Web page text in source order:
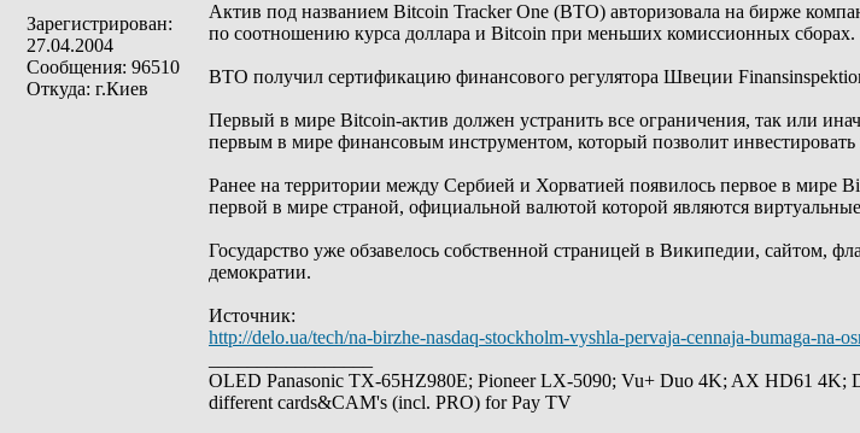
Зарегистрирован:
27.04.2004
Сообщения: 96510
Откуда: г.Киев
Актив под названием Bitcoin Tracker One (BTO) авторизовала на бирже
по соотношению курса доллара и Bitcoin при меньших комиссионных сборах.
BTO получил сертификацию финансового регулятора Швеции
Первый в мире Bitcoin-актив должен устранить все ограничения, так или
первым в мире финансовым инструментом, который позволит инвестировать
Ранее на территории между Сербией и Хорватией появилось первое в мире
первой в мире страной, официальной валютой которой являются
Государство уже обзавелось собственной страницей в Википедии, сайтом,
демократии.
Источник:
http://delo.ua/tech/na-birzhe-nasdaq-stockholm-vyshla-pervaja-cennaja-bumaga-na-
OLED Panasonic TX-65HZ980E; Pioneer LX-5090; Vu+ Duo 4K; AX HD61 4K;
different cards&CAM's (incl. PRO) for Pay TV